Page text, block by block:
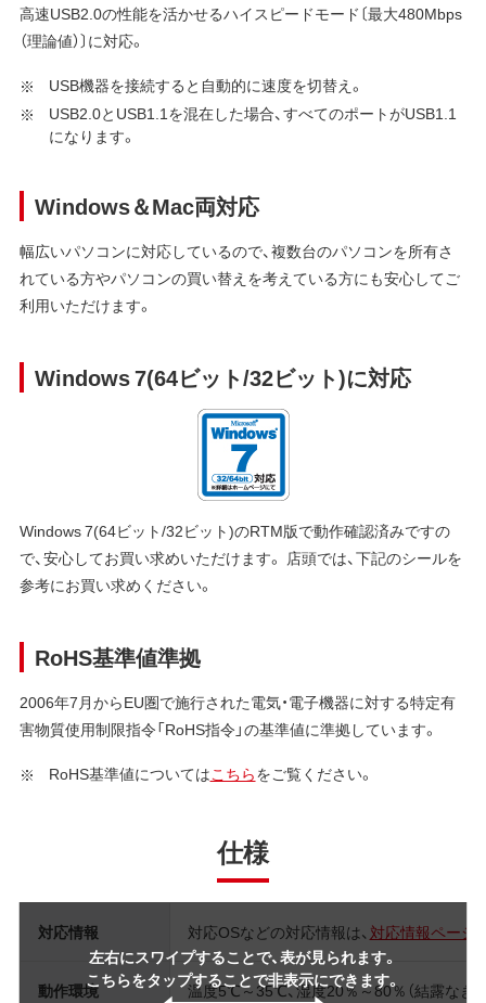
高速USB2.0の性能を活かせるハイスピードモード〔最大480Mbps
（理論値）〕に対応。
USB機器を接続すると自動的に速度を切替え。
USB2.0とUSB1.1を混在した場合、すべてのポートがUSB1.1
になります。
Windows＆Mac両対応
幅広いパソコンに対応しているので、複数台のパソコンを所有さ
れている方やパソコンの買い替えを考えている方にも安心してご
利用いただけます。
Windows 7(64ビット/32ビット)に対応
Windows 7(64ビット/32ビット)のRTM版で動作確認済みですの
で、安心してお買い求めいただけます。 店頭では、下記のシールを
参考にお買い求めください。
RoHS基準値準拠
2006年7月からEU圏で施行された電気・電子機器に対する特定有
害物質使用制限指令「RoHS指令」の基準値に準拠しています。
RoHS基準値についてはこちらをご覧ください。
仕様
左右にスワイプすることで、表が見られます。
こちらをタップすることで非表示にできます。
対応情報 対応OSなどの対応情報は、 対応情報ページ
動作環境 温度5℃～35℃、湿度20％～80％（結露なき